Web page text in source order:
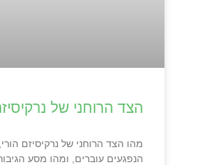
הצד הרוחני של
מהו הצד הרוחני של נרקיסיזם
הנפגעים עוברים, ומהו מסע